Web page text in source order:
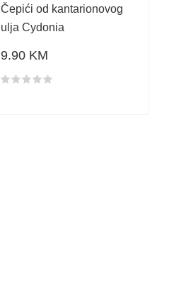
Čepići od kantarionovog
ulja Cydonia
9.90 KM